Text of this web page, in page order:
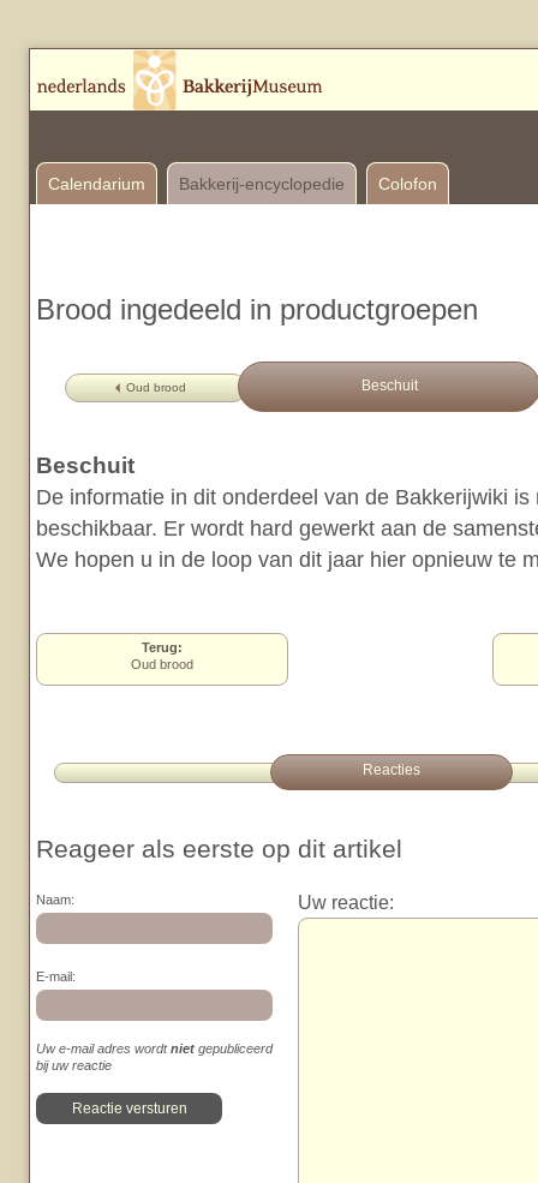
Calendarium Bakkerij-encyclopedie Colofon
Brood ingedeeld in productgroepen
Oud brood Beschuit
Beschuit
De informatie in dit onderdeel van de Bakkerijwiki
beschikbaar. Er wordt hard gewerkt aan de
We hopen u in de loop van dit jaar hier opnieuw te
Terug:
Oud brood
Reacties
Reageer als eerste op dit artikel
Naam:
E-mail:
Uw e-mail adres wordtniet gepubliceerd
bij uw reactie
Uw reactie: